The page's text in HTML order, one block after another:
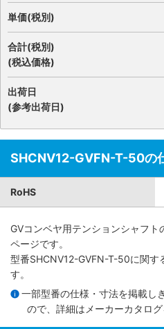
単価(税別)
合計(税別)
(税込価格)
出荷日
(参考出荷日)
SHCNV12-GVFN-T-50の
RoHS
GVコンベヤ用テンションシャフト
ページです。
型番SHCNV12-GVFN-T-50に関す
す。
一部型番の仕様・寸法を掲載し
ので、詳細は メーカーカタログ